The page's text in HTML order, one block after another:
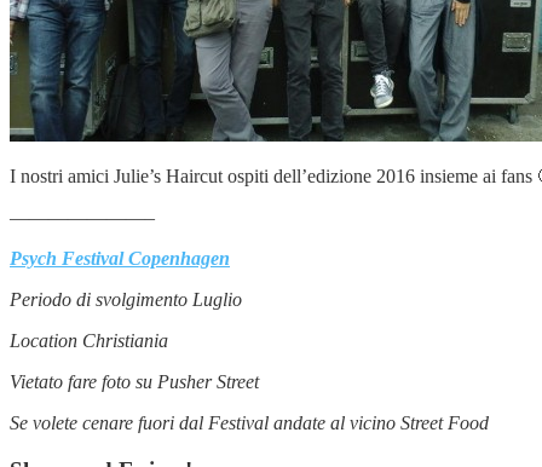
I nostri amici Julie’s Haircut ospiti dell’edizione 2016 insieme ai fans
———————–
Psych Festival Copenhagen
Periodo di svolgimento Luglio
Location Christiania
Vietato fare foto su Pusher Street
Se volete cenare fuori dal Festival andate al vicino Street Food